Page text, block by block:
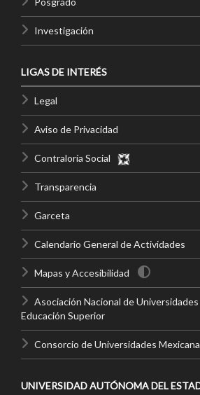
Investigación
LIGAS DE INTERÉS
Legal
Aviso de Privacidad
Contraloría Social
Transparencia
Garceta
Calendario General de Actividades
Mapas y Accesibilidad
Asociación Nacional de
Educación Superior
Consorcio de Universidades
UNIVERSIDAD AUTÓNOMA DEL